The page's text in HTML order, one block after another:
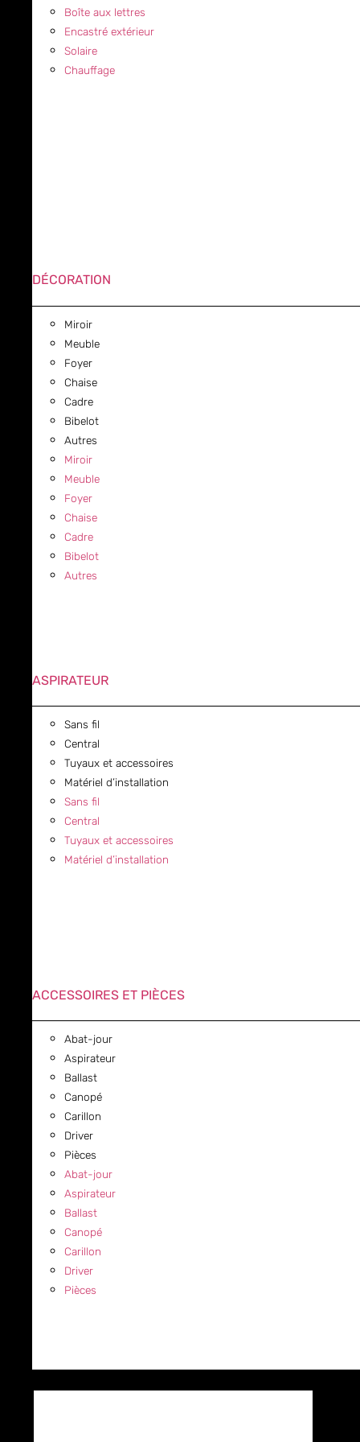
Boîte aux lettres
Encastré extérieur
Solaire
Chauffage
DÉCORATION
Miroir
Meuble
Foyer
Chaise
Cadre
Bibelot
Autres
Miroir
Meuble
Foyer
Chaise
Cadre
Bibelot
Autres
ASPIRATEUR
Sans fil
Central
Tuyaux et accessoires
Matériel d’installation
Sans fil
Central
Tuyaux et accessoires
Matériel d’installation
ACCESSOIRES ET PIÈCES
Abat-jour
Aspirateur
Ballast
Canopé
Carillon
Driver
Pièces
Abat-jour
Aspirateur
Ballast
Canopé
Carillon
Driver
Pièces